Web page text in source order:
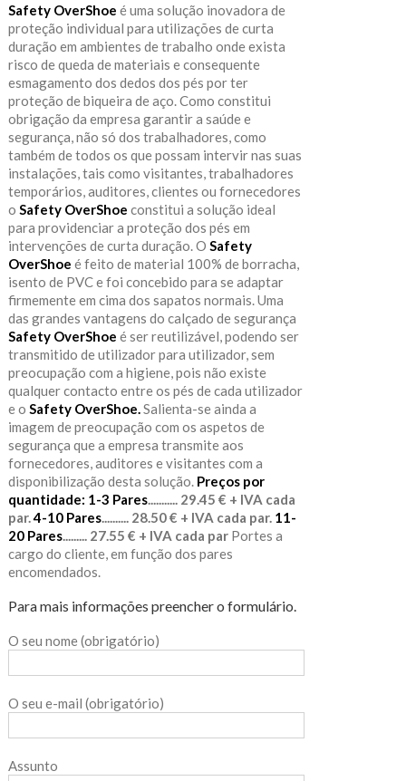
Safety OverShoe é uma solução inovadora de
proteção individual para utilizações de curta
duração em ambientes de trabalho onde exista
risco de queda de materiais e consequente
esmagamento dos dedos dos pés por ter
proteção de biqueira de aço. Como constitui
obrigação da empresa garantir a saúde e
segurança, não só dos trabalhadores, como
também de todos os que possam intervir nas suas
instalações, tais como visitantes, trabalhadores
temporários, auditores, clientes ou fornecedores
o Safety OverShoe constitui a solução ideal
para providenciar a proteção dos pés em
intervenções de curta duração. O Safety
OverShoe é feito de material 100% de borracha,
isento de PVC e foi concebido para se adaptar
firmemente em cima dos sapatos normais. Uma
das grandes vantagens do calçado de segurança
Safety OverShoe é ser reutilizável, podendo ser
transmitido de utilizador para utilizador, sem
preocupação com a higiene, pois não existe
qualquer contacto entre os pés de cada utilizador
e o Safety OverShoe. Salienta-se ainda a
imagem de preocupação com os aspetos de
segurança que a empresa transmite aos
fornecedores, auditores e visitantes com a
disponibilização desta solução. Preços por
quantidade: 1-3 Pares........... 29.45 € + IVA cada
par. 4-10 Pares.......... 28.50 € + IVA cada par. 11-
20 Pares......... 27.55 € + IVA cada parPortes a
cargo do cliente, em função dos pares
encomendados.
Para mais informações preencher o formulário.
O seu nome (obrigatório)
O seu e-mail (obrigatório)
Assunto